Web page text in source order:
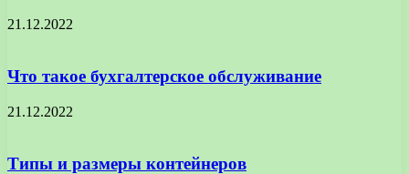
21.12.2022
Что такое бухгалтерское обслуживание
21.12.2022
Типы и размеры контейнеров